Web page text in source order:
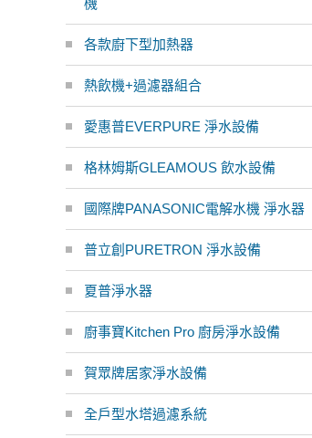
機
各款廚下型加熱器
熱飲機+過濾器組合
愛惠普EVERPURE 淨水設備
格林姆斯GLEAMOUS 飲水設備
國際牌PANASONIC電解水機 淨水器
普立創PURETRON 淨水設備
夏普淨水器
廚事寶Kitchen Pro 廚房淨水設備
賀眾牌居家淨水設備
全戶型水塔過濾系統